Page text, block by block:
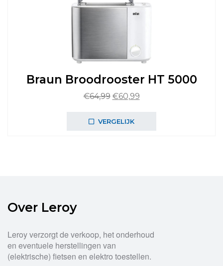
Braun Broodrooster HT 5000
€64,99 Oorspronkelijke
was:
€60,99Huidige
VERGELIJK
Over Leroy
Leroy verzorgt de verkoop, het onderhoud
en eventuele herstellingen van
(elektrische) fietsen en elektro toestellen.